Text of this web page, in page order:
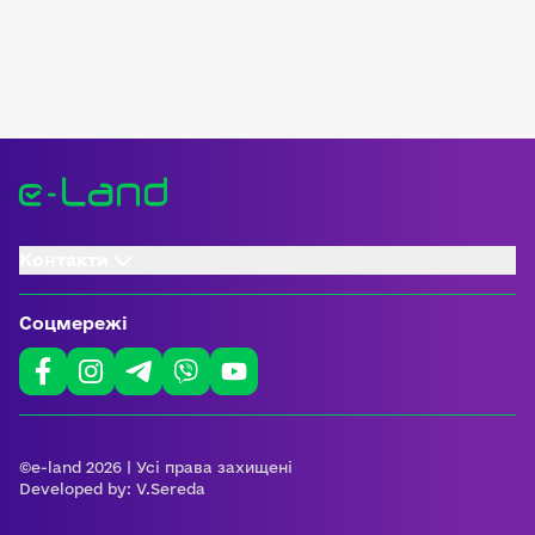
Соцмережі
©e-land 2026 | Усі права захищені
Developed by: V.Sereda